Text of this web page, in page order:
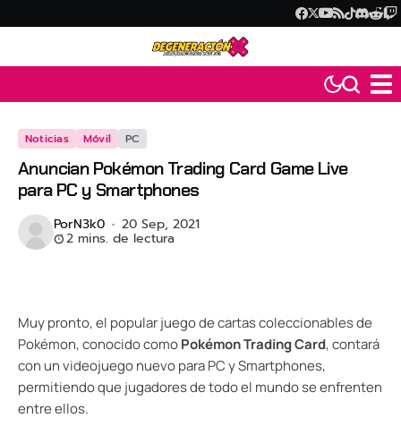
Noticias Móvil PC
Anuncian Pokémon Trading Card Game Live
para PC y Smartphones
PorN3k0 20 Sep, 2021
2 mins. de lectura
Muy pronto, el popular juego de cartas coleccionables de
Pokémon, conocido comoPokémon Trading Card, contará
con un videojuego nuevo para PC y Smartphones,
permitiendo que jugadores de todo el mundo se enfrenten
entre ellos.